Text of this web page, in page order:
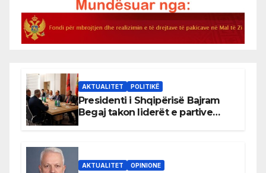
AKTUALITET POLITIKË
Presidenti i Shqipërisë Bajram
Begaj takon liderët e partive
AKTUALITET OPINIONE